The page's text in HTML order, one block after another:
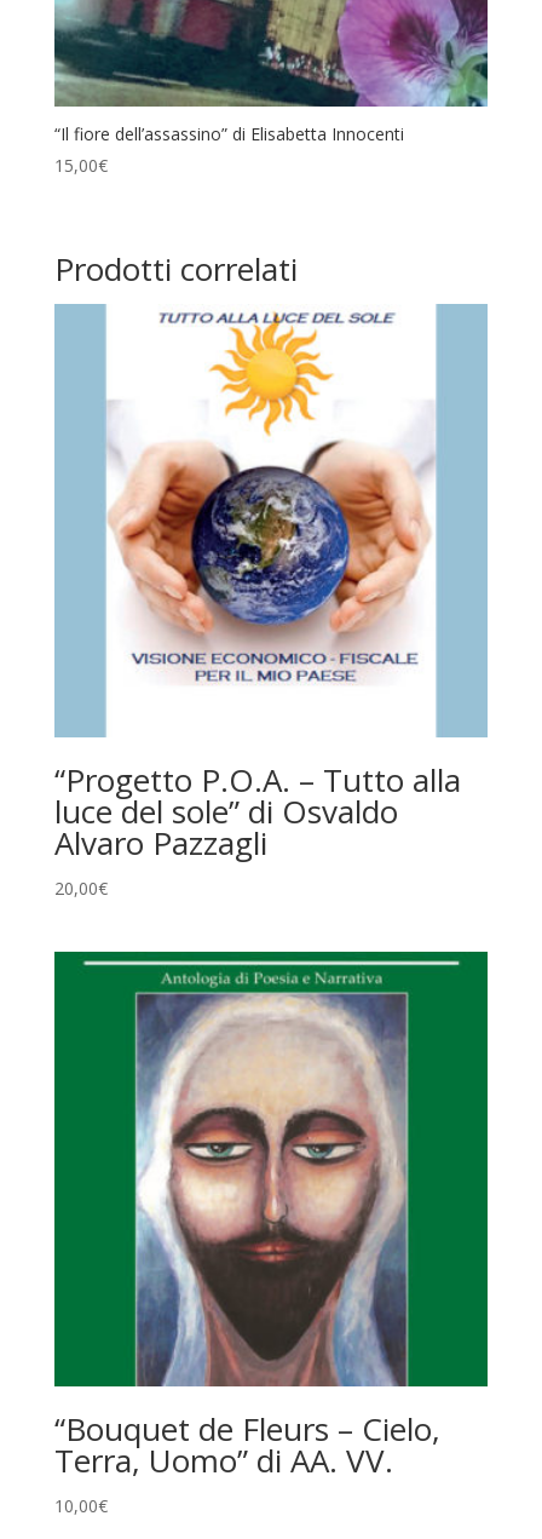
“Il fiore dell’assassino” di Elisabetta Innocenti
15,00€
Prodotti correlati
“Progetto P.O.A. – Tutto alla
luce del sole” di Osvaldo
Alvaro Pazzagli
20,00€
“Bouquet de Fleurs – Cielo,
Terra, Uomo” di AA. VV.
10,00€